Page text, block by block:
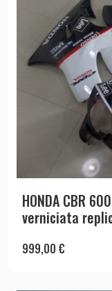
HONDA CBR
verniciata
999,00 €